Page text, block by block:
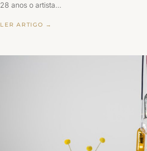
28 anos o artista…
LER ARTIGO →